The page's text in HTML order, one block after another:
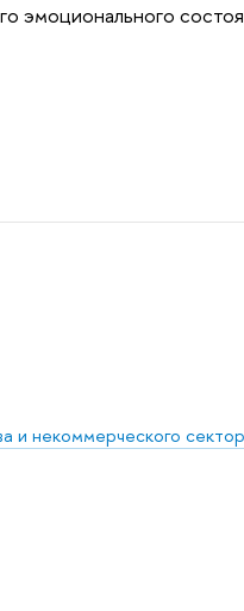
эмоционального
и некоммерческого